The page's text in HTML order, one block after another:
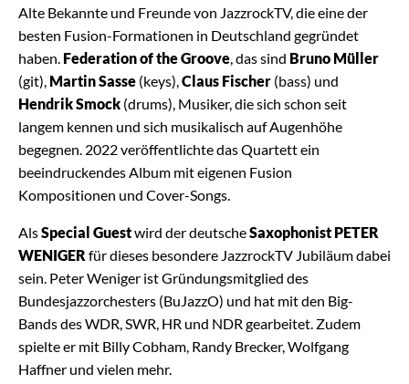
Alte Bekannte und Freunde von JazzrockTV, die eine der
besten Fusion-Formationen in Deutschland gegründet
haben. Federation of the Groove , das sind Bruno Müller
(git), Martin Sasse (keys), Claus Fischer (bass) und
Hendrik Smock (drums), Musiker, die sich schon seit
langem kennen und sich musikalisch auf Augenhöhe
begegnen. 2022 veröffentlichte das Quartett ein
beeindruckendes Album mit eigenen Fusion
Kompositionen und Cover-Songs.
AlsSpecial Guestwird der deutscheSaxophonist PETER
WENIGER für dieses besondere JazzrockTV Jubiläum dabei
sein. Peter Weniger ist Gründungsmitglied des
Bundesjazzorchesters (BuJazzO) und hat mit den Big-
Bands des WDR, SWR, HR und NDR gearbeitet. Zudem
spielte er mit Billy Cobham, Randy Brecker, Wolfgang
Haffner und vielen mehr.